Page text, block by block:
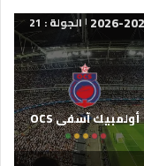
| الجولة : 21
أولمبيك آسفي OCS